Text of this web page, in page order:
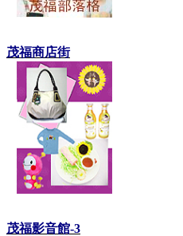
茂福商店街
茂福影音館-3